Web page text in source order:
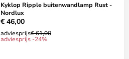
Kyklop Ripple buitenwandlamp Rust -
Nordlux
€ 46,00
adviesprijs€ 61,00
adviesprijs -24%